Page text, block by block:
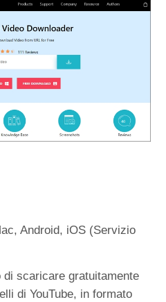
Android, iOS (Servizio
di scaricare gratuitamente
di YouTube, in formato